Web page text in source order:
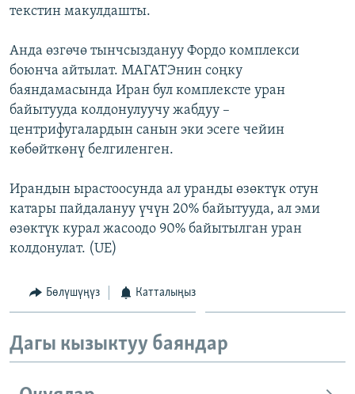
текстин макулдашты.
Анда өзгөчө тынчсыздануу Фордо комплекси
боюнча айтылат. МАГАТЭнин соңку
баяндамасында Иран бул комплексте уран
байытууда колдонулуучу жабдуу –
центрифугалардын санын эки эсеге чейин
көбөйткөнү белгиленген.
Ирандын ырастоосунда ал уранды өзөктүк отун
катары пайдалануу үчүн 20% байытууда, ал эми
өзөктүк курал жасоодо 90% байытылган уран
колдонулат. (UE)
Бөлүшүңүз Катталыңыз
Дагы кызыктуу баяндар